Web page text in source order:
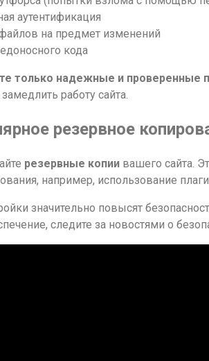
аутентификация
на предмет изменений
кода
только надежные и проверенные
работу сайта.
резервное
резервные копии вашего сайта.
например, использование
значительно повысят
следите за новостями о